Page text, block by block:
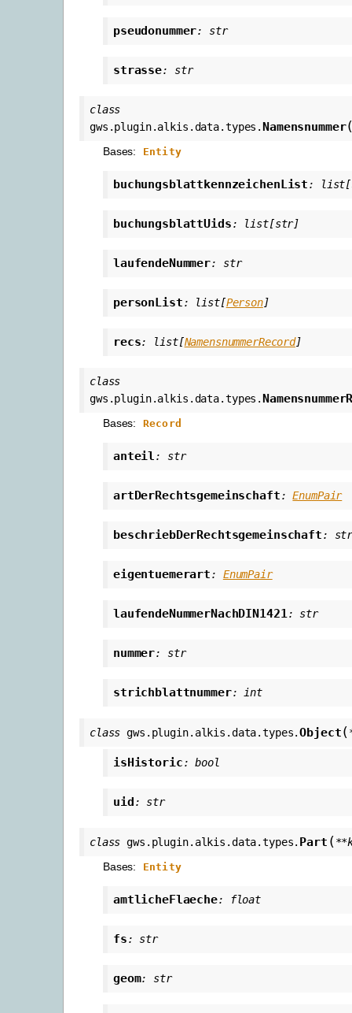
pseudonummer: str
strasse: str
class
gws.plugin.alkis.data.types.Namensnummer
Bases: Entity
buchungsblattkennzeichenList: list[
buchungsblattUids: list[str]
laufendeNummer: str
personList: list[Person]
recs: list[NamensnummerRecord]
class
gws.plugin.alkis.data.types.
Bases: Record
anteil: str
artDerRechtsgemeinschaft: EnumPair
beschriebDerRechtsgemeinschaft:
eigentuemerart: EnumPair
laufendeNummerNachDIN1421: str
nummer: str
strichblattnummer: int
class gws.plugin.alkis.data.types.Object(
isHistoric: bool
uid: str
class gws.plugin.alkis.data.types. Part (**
Bases:
Entity
amtlicheFlaeche: float
fs: str
geom: str